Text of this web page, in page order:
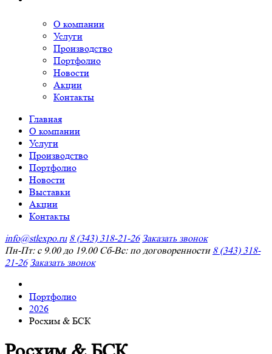
О компании
Услуги
Производство
Портфолио
Новости
Акции
Контакты
Главная
О компании
Услуги
Производство
Портфолио
Новости
Выставки
Акции
Контакты
info@stlexpo.ru 8 (343) 318-21-26 Заказать звонок
Пн-Пт: с 9.00 до 19.00 Сб-Вс: по договоренности 8 (343) 318-
21-26 Заказать звонок
Портфолио
2026
Росхим & БСК